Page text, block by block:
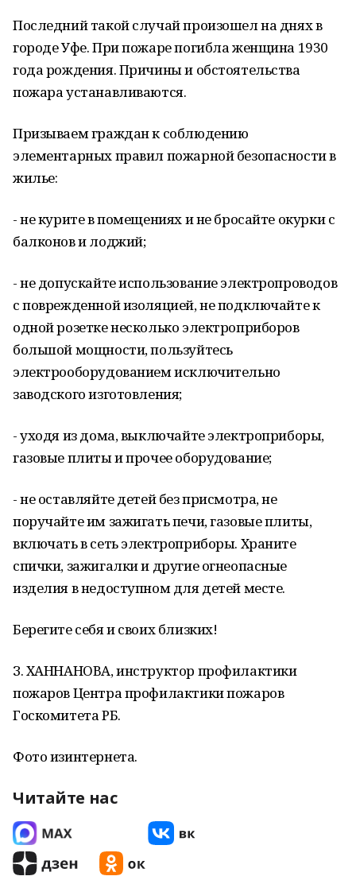
Последний такой случай произошел на днях в
городе Уфе. При пожаре погибла женщина 1930
года рождения. Причины и обстоятельства
пожара устанавливаются.
Призываем граждан к соблюдению
элементарных правил пожарной безопасности в
жилье:
- не курите в помещениях и не бросайте окурки с
балконов и лоджий;
- не допускайте использование электропроводов
с поврежденной изоляцией, не подключайте к
одной розетке несколько электроприборов
большой мощности, пользуйтесь
электрооборудованием исключительно
заводского изготовления;
- уходя из дома, выключайте электроприборы,
газовые плиты и прочее оборудование;
- не оставляйте детей без присмотра, не
поручайте им зажигать печи, газовые плиты,
включать в сеть электроприборы. Храните
спички, зажигалки и другие огнеопасные
изделия в недоступном для детей месте.
Берегите себя и своих близких!
З. ХАННАНОВА, инструктор профилактики
пожаров Центра профилактики пожаров
Госкомитета РБ.
Фото изинтернета.
Читайте нас